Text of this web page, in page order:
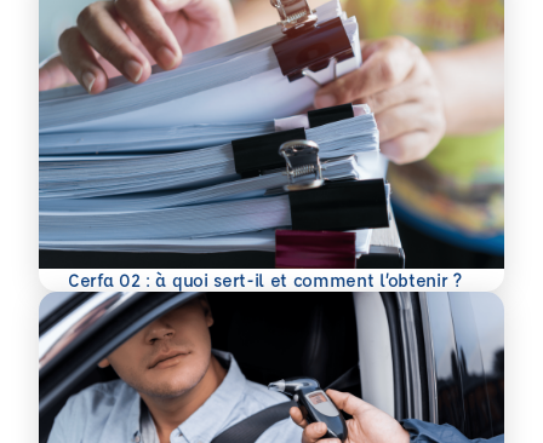
Cerfa 02 : à quoi sert-il et comment l’obtenir ?
En savoir plus